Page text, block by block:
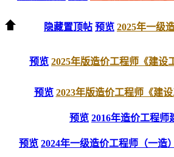
隐藏置顶帖 预览 2025年一级
预览 2025年版造价工程师《建设
预览 2023年版造价工程师《建
预览 2016年造价工程师
预览 2024年一级造价工程师（一造